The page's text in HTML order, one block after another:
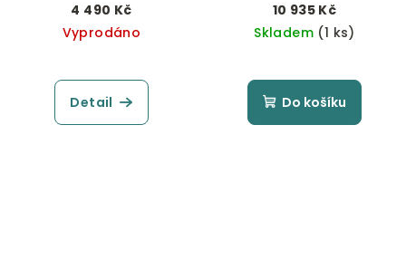
4 490 Kč
Vyprodáno
Detail
10 935 Kč
Skladem (1 ks)
Do košíku